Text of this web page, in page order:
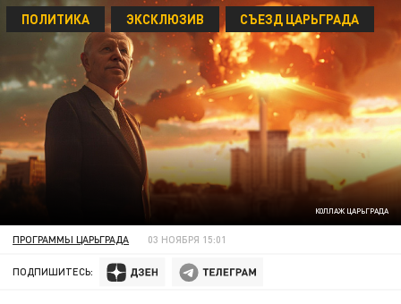
КОЛЛАЖ ЦАРЬГРАДА
ПОЛИТИКА ЭКСКЛЮЗИВ СЪЕЗД ЦАРЬГРАДА
ПРОГРАММЫ ЦАРЬГРАДА 03 НОЯБРЯ 15:01
ПОДПИШИТЕСЬ: